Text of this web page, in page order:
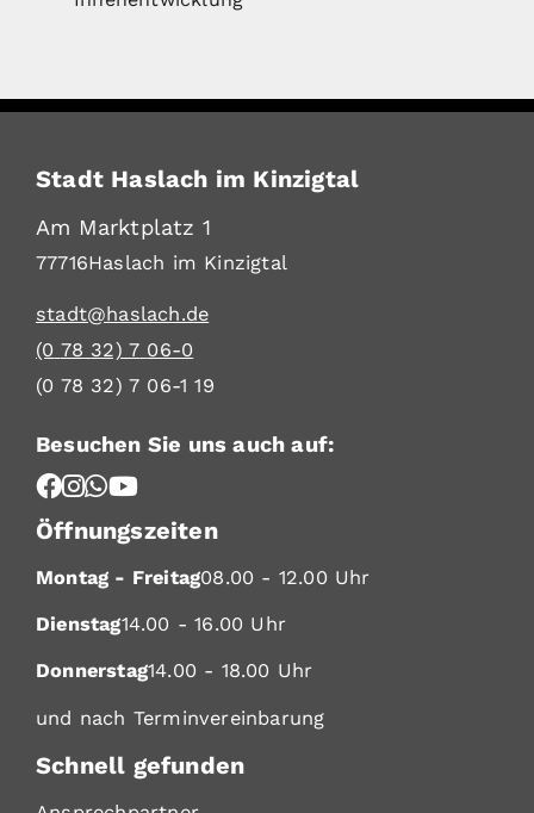
Stadt Haslach im Kinzigtal
Am Marktplatz 1
77716Haslach im Kinzigtal
stadt@haslach.de
(0 78 32) 7 06-0
(0 78 32) 7 06-1 19
Besuchen Sie uns auch auf:
Öffnungszeiten
Montag - Freitag08.00 - 12.00 Uhr
Dienstag14.00 - 16.00 Uhr
Donnerstag14.00 - 18.00 Uhr
und nach Terminvereinbarung
Schnell gefunden